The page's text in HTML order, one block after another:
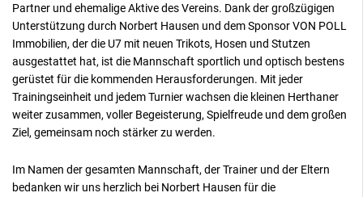
Partner und ehemalige Aktive des Vereins. Dank der großzügigen
Unterstützung durch Norbert Hausen und dem Sponsor VON POLL
Immobilien, der die U7 mit neuen Trikots, Hosen und Stutzen
ausgestattet hat, ist die Mannschaft sportlich und optisch bestens
gerüstet für die kommenden Herausforderungen. Mit jeder
Trainingseinheit und jedem Turnier wachsen die kleinen Herthaner
weiter zusammen, voller Begeisterung, Spielfreude und dem großen
Ziel, gemeinsam noch stärker zu werden.
Im Namen der gesamten Mannschaft, der Trainer und der Eltern
bedanken wir uns herzlich bei Norbert Hausen für die